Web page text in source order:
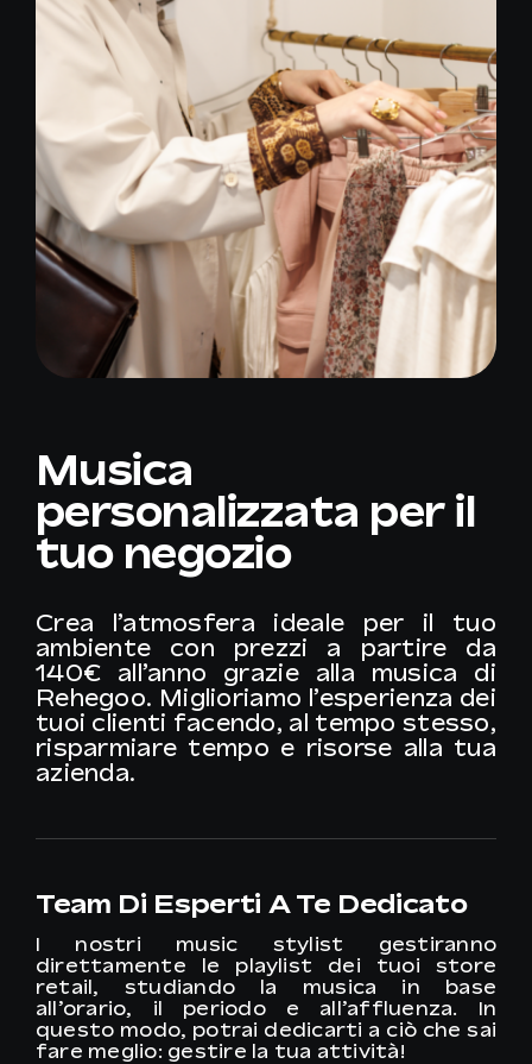
Musica
personalizzata per il
tuo negozio
Crea l’atmosfera ideale per il tuo
ambiente con prezzi a partire da
140€ all’anno grazie alla musica di
Rehegoo. Miglioriamo l’esperienza dei
tuoi clienti facendo, al tempo stesso,
risparmiare tempo e risorse alla tua
azienda.
Team Di Esperti A Te Dedicato
I nostri music stylist gestiranno
direttamente le playlist dei tuoi store
retail, studiando la musica in base
all’orario, il periodo e all’affluenza. In
questo modo, potrai dedicarti a ciò che sai
fare meglio: gestire la tua attività!